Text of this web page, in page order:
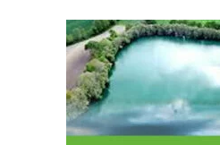
:
MONTAGE
FIABLE,
RÉGLAGES
ET
PIQÛRE